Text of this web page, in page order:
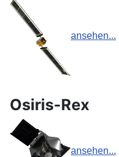
ansehen...
Osiris-Rex
ansehen...